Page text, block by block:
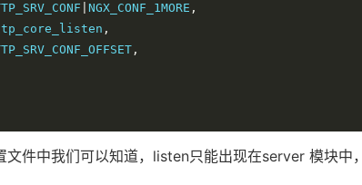
= "invalid host";
NGX_ERROR;
uri;
NGX_CONF_1MORE ,
,
,
文件中我们可以知道，listen只能出现在server 模块中